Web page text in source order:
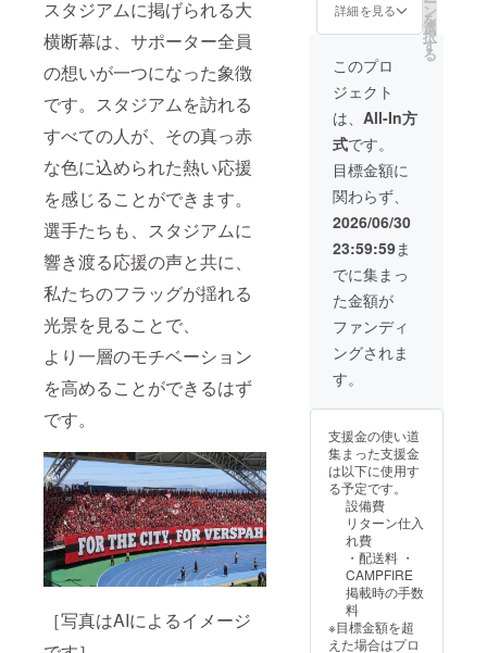
スタジアムに掲げられる大
横断幕は、サポーター全員
の想いが一つになった象徴
です。スタジアムを訪れる
すべての人が、その真っ赤
な色に込められた熱い応援
を感じることができます。
選手たちも、スタジアムに
響き渡る応援の声と共に、
私たちのフラッグが揺れる
光景を見ることで、
より一層のモチベーション
を高めることができるはず
です。
［写真はAIによるイメージ
援者様
限定
「サ
マース
カー
フ」で
す。 汗
も吸収
し、１
年中使
用出来
る「サ
マース
カー
フ」で
す。 ス
タジア
ムを彩
る一体
感を生
み出す
ターみ
掲げら
れる特
別な
「サ
マース
カー
お届け
しま
す。 ・
ズ：長
詳細を見る ン
を
選
択
す
る
このプロ
ジェクト
は、 All-In方
式です。
目標金額に
関わらず、
2026/06/30
23:59:59ま
でに集まっ
た金額が
ファンディ
ングされま
す。
支援金の使い道
集まった支援金
は以下に使用す
る予定です。
設備費
リターン仕入
れ費
・配送料 ・
CAMPFIRE
掲載時の手数
料
※目標金額を超
えた場合はプロ